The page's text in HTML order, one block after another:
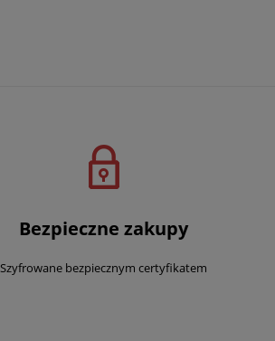
Bezpieczne zakupy
Szyfrowane bezpiecznym certyfikatem